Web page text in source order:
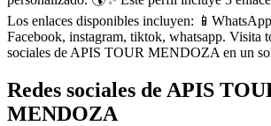
Los enlaces disponibles incluyen:
Facebook, instagram, tiktok, whatsapp. Visita
sociales de APIS TOUR MENDOZA en un
Redes sociales de APIS
MENDOZA